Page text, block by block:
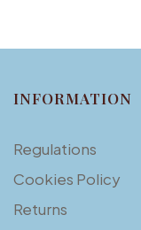
Footer
INFORMATION
Regulations
Cookies Policy
Returns